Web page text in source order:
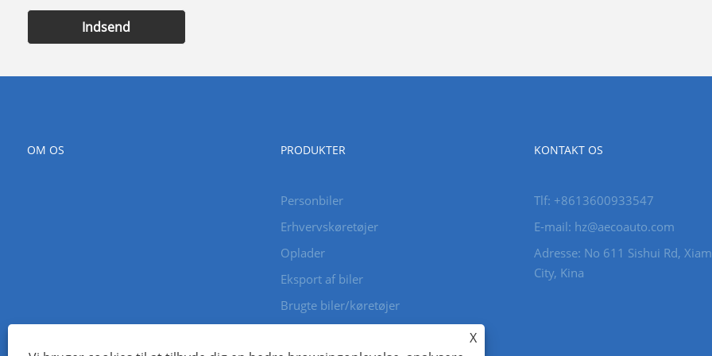
Indsend
OM OS PRODUKTER
Personbiler
Erhvervskøretøjer
Oplader
Eksport af biler
Brugte biler/køretøjer
KONTAKT OS
Tlf: +8613600933547
E-mail: hz@aecoauto.com
Adresse: No 611 Sishui Rd,
City, Kina
X